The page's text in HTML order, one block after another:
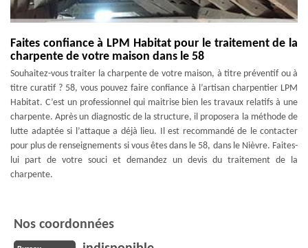
Faites confiance à LPM Habitat pour le traitement de la
charpente de votre maison dans le 58
Souhaitez-vous traiter la charpente de votre maison, à titre préventif ou à
titre curatif ? 58, vous pouvez faire confiance à l’artisan charpentier LPM
Habitat. C’est un professionnel qui maitrise bien les travaux relatifs à une
charpente. Après un diagnostic de la structure, il proposera la méthode de
lutte adaptée si l’attaque a déjà lieu. Il est recommandé de le contacter
pour plus de renseignements si vous êtes dans le 58, dans le Nièvre. Faites-
lui part de votre souci et demandez un devis du traitement de la
charpente.
Nos coordonnées